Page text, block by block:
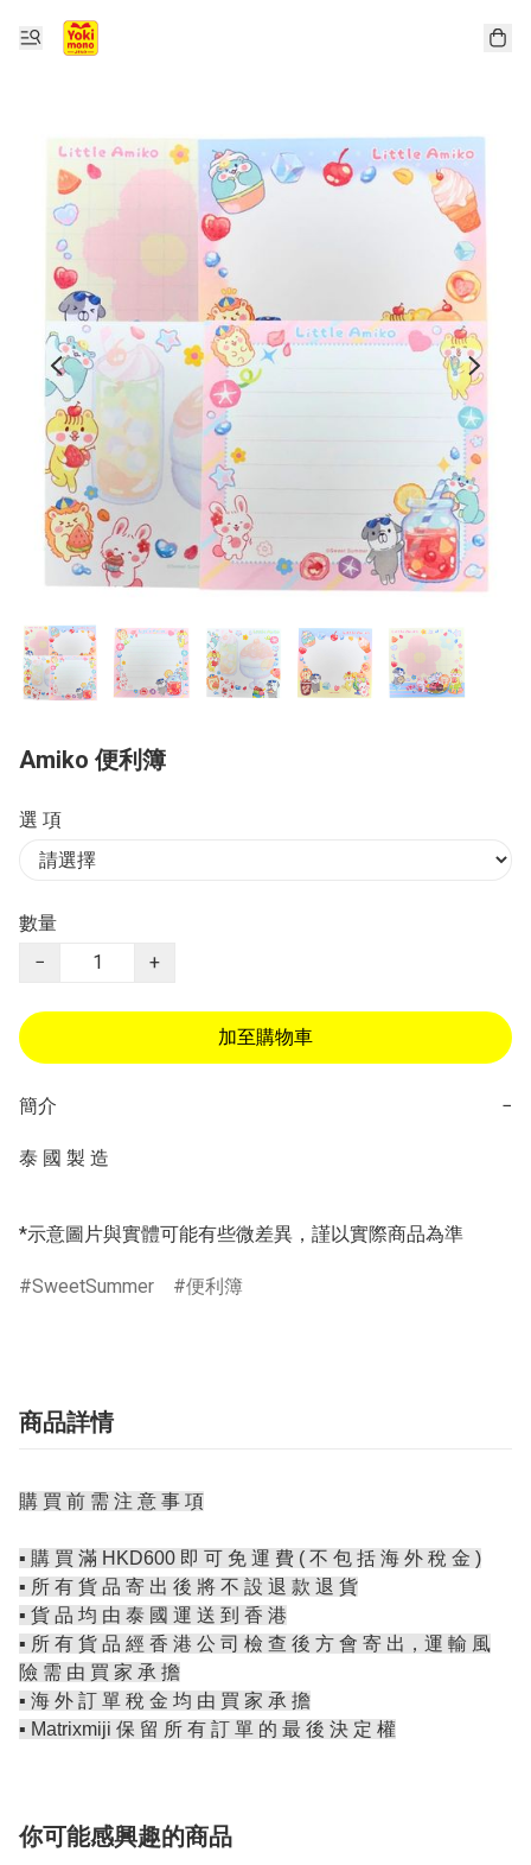
Amiko 便利簿
選 項
數量
−
+
加至購物車
簡介 −
泰 國 製 造
*示意圖片與實體可能有些微差異，謹以實際商品為準
SweetSummer 便利簿
商品詳情
購 買 前 需 注 意 事 項
▪️ 購 買 滿 HKD600 即 可 免 運 費 ( 不 包 括 海 外 稅 金 )
▪️ 所 有 貨 品 寄 出 後 將 不 設 退 款 退 貨
▪️ 貨 品 均 由 泰 國 運 送 到 香 港
▪️ 所 有 貨 品 經 香 港 公 司 檢 查 後 方 會 寄 出，運 輸 風
險 需 由 買 家 承 擔
▪️ 海 外 訂 單 稅 金 均 由 買 家 承 擔
▪️ Matrixmiji 保 留 所 有 訂 單 的 最 後 決 定 權
你可能感興趣的商品